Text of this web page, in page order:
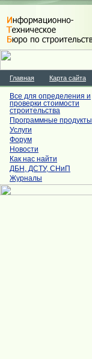
Главная Карта сайта
Все для определения и
проверки стоимости
строительства
Программные продукты
Услуги
Форум
Новости
Как нас найти
ДБН, ДСТУ, СНиП
Журналы